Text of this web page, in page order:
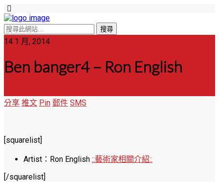
14 1 月, 2014
Ben banger4 – Ron English
分享 推文 Pin 郵件 SMS
[squarelist]
Artist：Ron English ::藝術家相關介紹::
[/squarelist]